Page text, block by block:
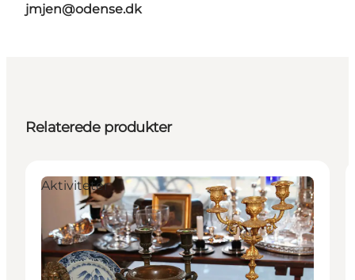
jmjen@odense.dk
Relaterede produkter
Aktiviteter